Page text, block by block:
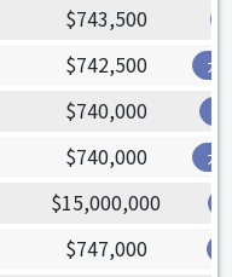
$743,500
$742,500 ガ
$740,000
$740,000 ガ
$15,000,000
$747,000